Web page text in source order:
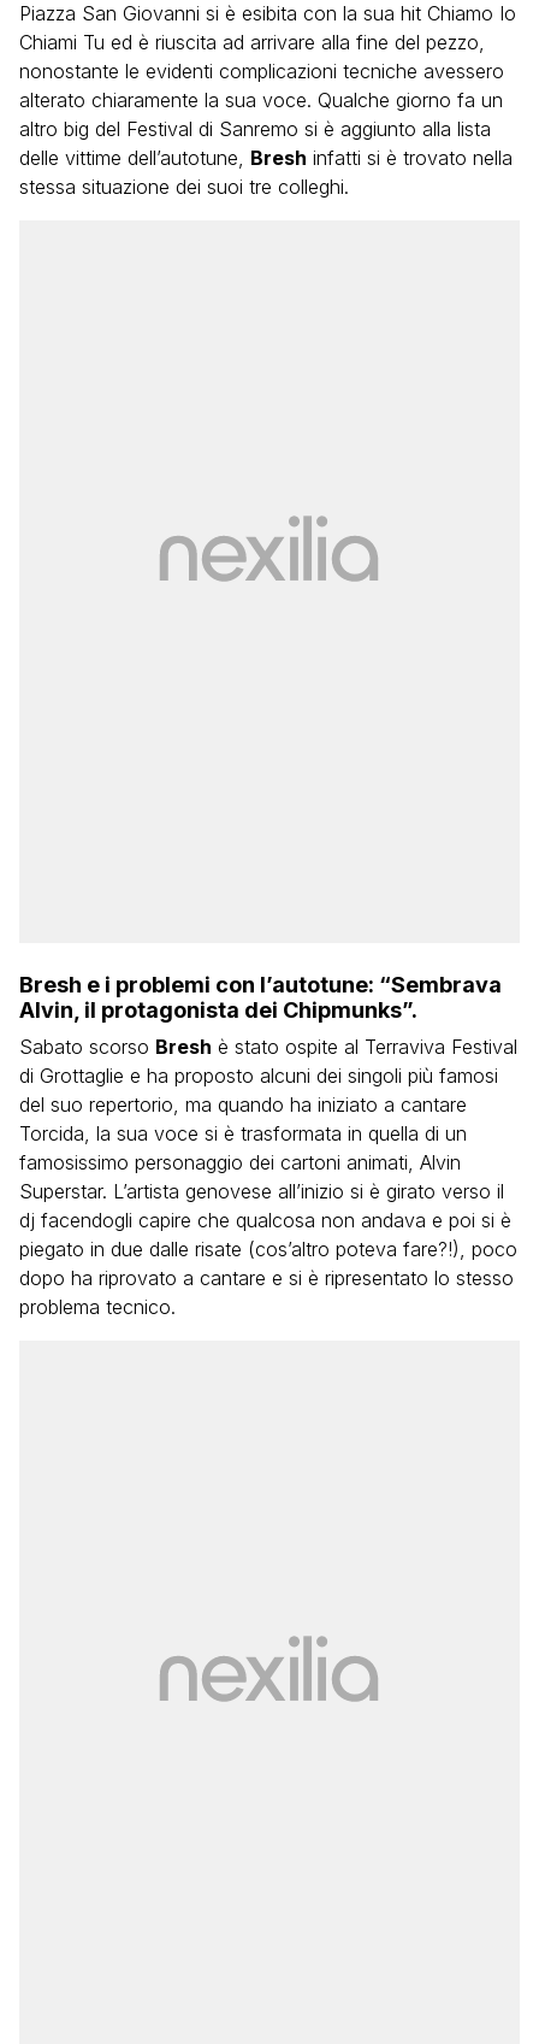
Piazza San Giovanni si è esibita con la sua hit Chiamo Io
Chiami Tu ed è riuscita ad arrivare alla fine del pezzo,
nonostante le evidenti complicazioni tecniche avessero
alterato chiaramente la sua voce. Qualche giorno fa un
altro big del Festival di Sanremo si è aggiunto alla lista
delle vittime dell’autotune, Bresh infatti si è trovato nella
stessa situazione dei suoi tre colleghi.
Bresh e i problemi con l’autotune: “Sembrava
Alvin, il protagonista dei Chipmunks”.
Sabato scorso Bresh è stato ospite al Terraviva Festival
di Grottaglie e ha proposto alcuni dei singoli più famosi
del suo repertorio, ma quando ha iniziato a cantare
Torcida, la sua voce si è trasformata in quella di un
famosissimo personaggio dei cartoni animati, Alvin
Superstar. L’artista genovese all’inizio si è girato verso il
dj facendogli capire che qualcosa non andava e poi si è
piegato in due dalle risate (cos’altro poteva fare?!), poco
dopo ha riprovato a cantare e si è ripresentato lo stesso
problema tecnico.